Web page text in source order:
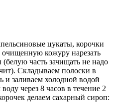
цукаты, корочки
кожуру нарезать
часть зачищать не надо
Складываем полоски в
и заливаем холодной водой
через 8 часов в течение 2
делаем сахарный сироп: